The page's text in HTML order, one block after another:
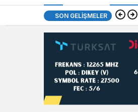
SON GELIŞMELER